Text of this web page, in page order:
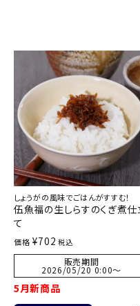
お問い合わせ
ご利用ガイド
直営店
しょうがの風味でごはんがすすむ！
伍魚福の生しらすのくぎ煮仕
て
価格 ¥702 税込
販売期間
2026/05/20 0:00〜
5月新商品